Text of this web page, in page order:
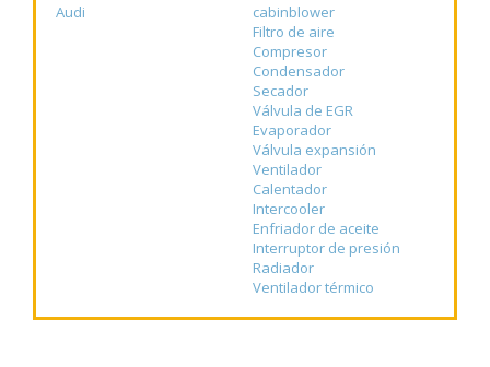
Audi
cabinblower
Filtro de aire
Compresor
Condensador
Secador
Válvula de EGR
Evaporador
Válvula expansión
Ventilador
Calentador
Intercooler
Enfriador de aceite
Interruptor de presión
Radiador
Ventilador térmico